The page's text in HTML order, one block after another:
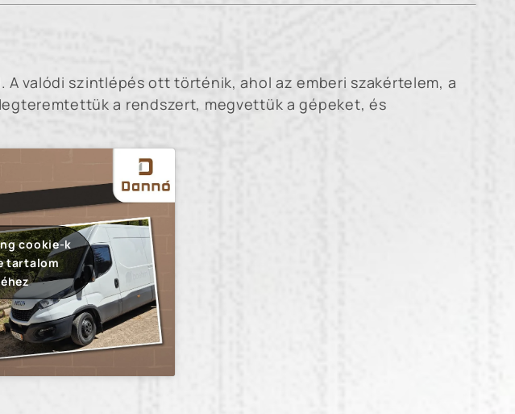
valódi szintlépés ott történik, ahol az emberi szakértelem, a
a rendszert, megvettük a gépeket, és
cookie-k
tartalom